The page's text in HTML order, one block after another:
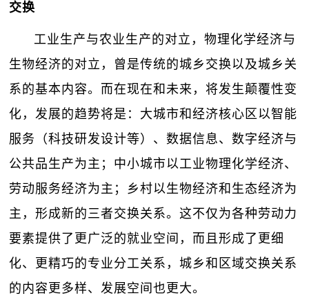
交换
工业生产与农业生产的对立，物理化学经济与
生物经济的对立，曾是传统的城乡交换以及城乡关
系的基本内容。而在现在和未来，将发生颠覆性变
化，发展的趋势将是：大城市和经济核心区以智能
服务（科技研发设计等）、数据信息、数字经济与
公共品生产为主；中小城市以工业物理化学经济、
劳动服务经济为主；乡村以生物经济和生态经济为
主，形成新的三者交换关系。这不仅为各种劳动力
要素提供了更广泛的就业空间，而且形成了更细
化、更精巧的专业分工关系，城乡和区域交换关系
的内容更多样、发展空间也更大。